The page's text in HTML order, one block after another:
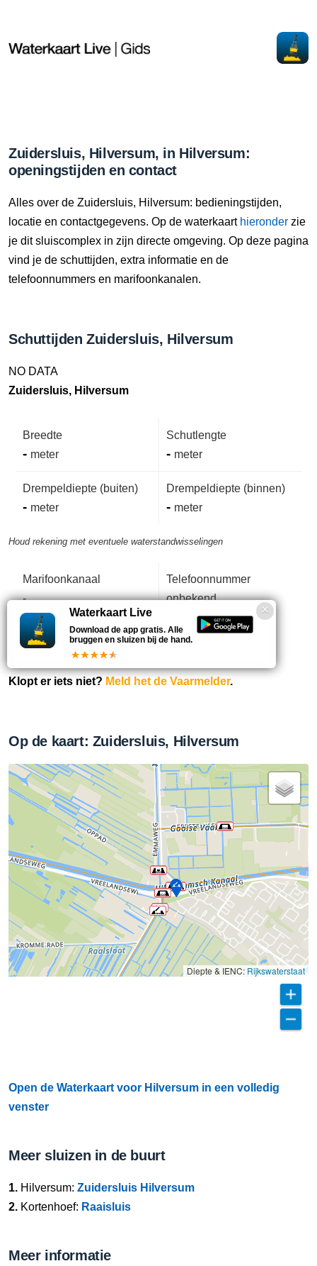
Zuidersluis, Hilversum, in Hilversum:
openingstijden en contact
Alles over de Zuidersluis, Hilversum: bedieningstijden,
locatie en contactgegevens. Op de waterkaart hieronder zie
je dit sluiscomplex in zijn directe omgeving. Op deze pagina
vind je de schuttijden, extra informatie en de
telefoonnummers en marifoonkanalen.
Schuttijden Zuidersluis, Hilversum
NO DATA
Zuidersluis, Hilversum
Breedte
- meter
Schutlengte
- meter
Drempeldiepte (buiten)
- meter
Drempeldiepte (binnen)
- meter
Houd rekening met eventuele waterstandwisselingen
Marifoonkanaal
-
Telefoonnummer
onbekend
Gegevens bijgewerkt:
Klopt er iets niet? Meld het de Vaarmelder.
Op de kaart: Zuidersluis, Hilversum
Diepte & IENC:Rijkswaterstaat
Open de Waterkaart voor Hilversum in een volledig
venster
Meer sluizen in de buurt
1. Hilversum: Zuidersluis Hilversum
2. Kortenhoef: Raaisluis
Meer informatie
Waterkaart Live
Download de app gratis. Alle
bruggen en sluizen bij de hand.